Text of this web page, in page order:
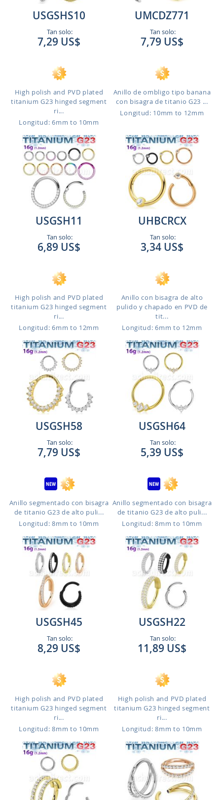
USGSHS10
Tan solo:
7,29 US$
High polish and PVD plated
titanium G23 hinged segment
ri...
Longitud: 6mm to 10mm
UMCDZ771
Tan solo:
7,79 US$
Anillo de ombligo tipo banana
con bisagra de titanio G23 ...
Longitud: 10mm to 12mm
USGSH11
Tan solo:
6,89 US$
High polish and PVD plated
titanium G23 hinged segment
ri...
Longitud: 6mm to 12mm
UHBCRCX
Tan solo:
3,34 US$
Anillo con bisagra de alto
pulido y chapado en PVD de
tit...
Longitud: 6mm to 12mm
USGSH58
Tan solo:
7,79 US$
Anillo segmentado con bisagra
de titanio G23 de alto puli...
Longitud: 8mm to 10mm
USGSH64
Tan solo:
5,39 US$
Anillo segmentado con bisagra
de titanio G23 de alto puli...
Longitud: 8mm to 10mm
USGSH45
Tan solo:
8,29 US$
High polish and PVD plated
titanium G23 hinged segment
ri...
Longitud: 8mm to 10mm
USGSH22
Tan solo:
11,89 US$
High polish and PVD plated
titanium G23 hinged segment
ri...
Longitud: 8mm to 10mm